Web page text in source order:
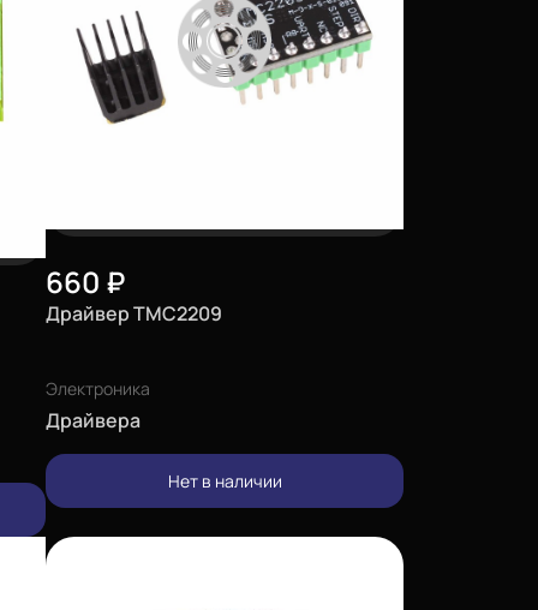
660 ₽
Драйвер TMC2209
Электроника
Драйвера
Нет в наличии